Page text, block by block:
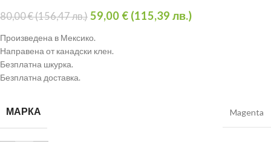
80,00€(156,47лв.) 59,00 € (115,39 лв.)
Произведена в Мексико.
Направена от канадски клен.
Безплатна шкурка.
Безплатна доставка.
МАРКА Magenta